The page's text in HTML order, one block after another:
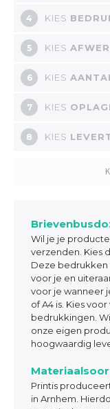
4 KIES
5 KIES
6 KIES
7 KIES
8 KIES
Wil je je
verzenden. Kies
Deze bedrukken
voor je en
voor je wanneer
of A4 is. Kies
bedrukkingen.
onze eigen
hoogwaardig
Printis
in Arnhem.